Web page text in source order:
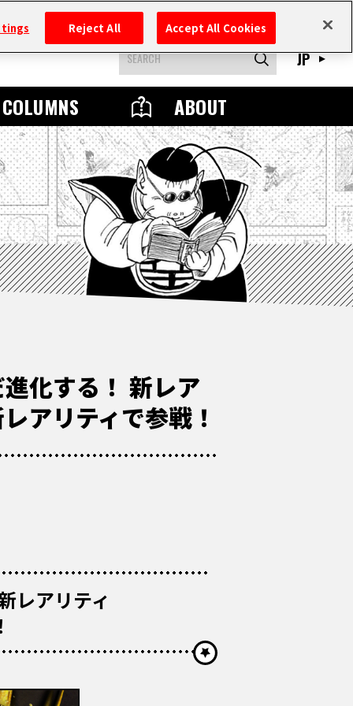
COLUMNS ABOUT
JP
化する！ 新レア
アリティで参戦！
レアリティ
Reject All Accept All Cookies